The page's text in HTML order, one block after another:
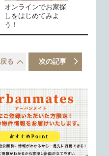
オンラインでお家探
しをはじめてみよ
う！
る 次の記事